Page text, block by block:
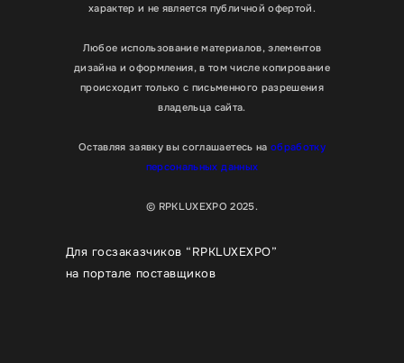
характер и не является публичной офертой.
Любое использование материалов, элементов
дизайна и оформления, в том числе копирование
происходит только с письменного разрешения
владельца сайта.
Оставляя заявку вы соглашаетесь на обработку
персональных данных
© RPKLUXEXPO 2025.
Для госзаказчиков “RPKLUXEXPO”
на портале поставщиков